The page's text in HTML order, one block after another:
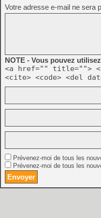
Votre adresse e-mail ne sera
NOTE - Vous pouvez
<a href="" title="">
<cite> <code> <del
Prévenez-moi de tous les
Prévenez-moi de tous les